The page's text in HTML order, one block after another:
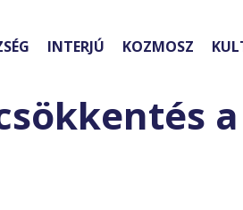
INTERJÚ KOZMOSZ